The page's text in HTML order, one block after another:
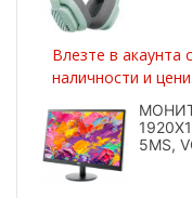
Влезте в акаунта
наличности и цени.
5MS,